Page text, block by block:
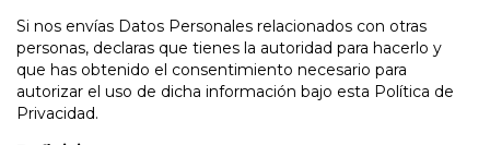
Si nos envías Datos Personales relacionados con otras
personas, declaras que tienes la autoridad para hacerlo y
que has obtenido el consentimiento necesario para
autorizar el uso de dicha información bajo esta Política de
Privacidad.